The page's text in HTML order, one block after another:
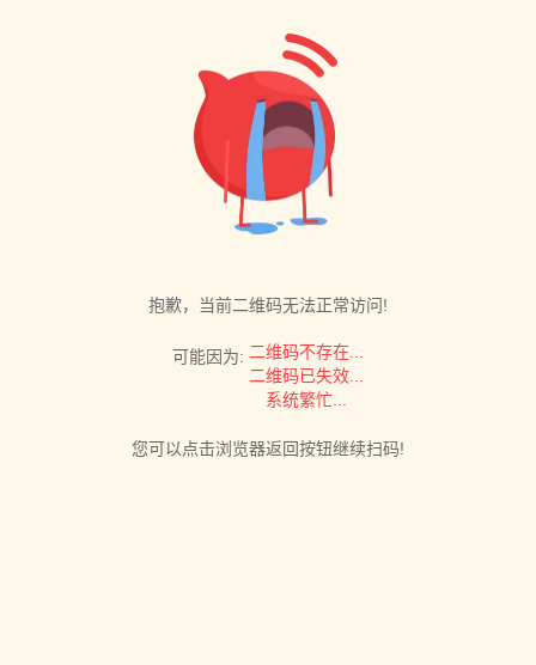
抱歉，当前二维码无法正常访问!
可能因为: 二维码不存在...
二维码已失效...
系统繁忙...
您可以点击浏览器返回按钮继续扫码!